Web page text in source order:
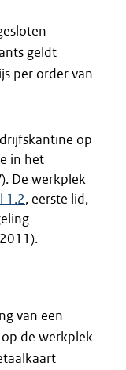
geldt
per order van
op
in het
De werkplek
1.2, eerste lid,
van een
de werkplek